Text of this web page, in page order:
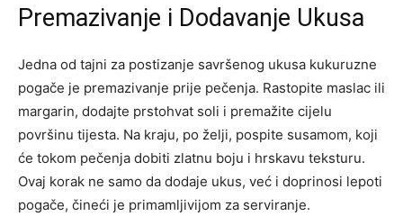
Premazivanje i Dodavanje Ukusa
Jedna od tajni za postizanje savršenog ukusa kukuruzne
pogače je premazivanje prije pečenja. Rastopite maslac ili
margarin, dodajte prstohvat soli i premažite cijelu
površinu tijesta. Na kraju, po želji, pospite susamom, koji
će tokom pečenja dobiti zlatnu boju i hrskavu teksturu.
Ovaj korak ne samo da dodaje ukus, već i doprinosi lepoti
pogače, čineći je primamljivijom za serviranje.